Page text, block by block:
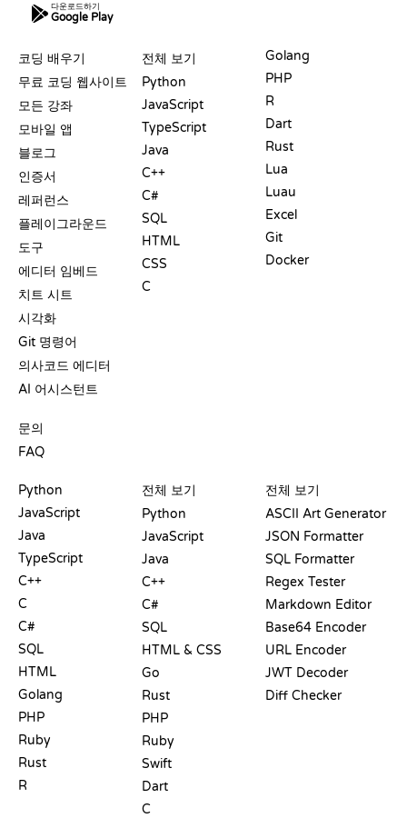
다운로드하기
Google Play
코딩 배우기
무료 코딩 웹사이트
모든 강좌
모바일 앱
블로그
인증서
레퍼런스
플레이그라운드
도구
에디터 임베드
치트 시트
시각화
Git 명령어
의사코드 에디터
AI 어시스턴트
문의
FAQ
전체 보기
Python
JavaScript
TypeScript
Java
C++
C#
SQL
HTML
CSS
C
Golang
PHP
R
Dart
Rust
Lua
Luau
Excel
Git
Docker
Python
JavaScript
Java
TypeScript
C++
C
C#
SQL
HTML
Golang
PHP
Ruby
Rust
R
전체 보기
Python
JavaScript
Java
C++
C#
SQL
HTML & CSS
Go
Rust
PHP
Ruby
Swift
Dart
C
전체 보기
ASCII Art Generator
JSON Formatter
SQL Formatter
Regex Tester
Markdown Editor
Base64 Encoder
URL Encoder
JWT Decoder
Diff Checker